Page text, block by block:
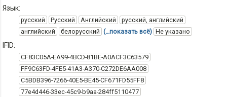
Язык:
русский Русский Английский
русский, английский
английский
белорусский (…показать всё) Не указано
IFID:
CF83C05A-EA99-4BCD-81BE-A0ACF3C63579
FF9C63FD-4FE5-41A3-A370-C272DE6AA008
C5BDB396-7266-40E5-BE45-CF671FD55FF8
77e4d446-33ec-45c9-b9aa-284ff5110477